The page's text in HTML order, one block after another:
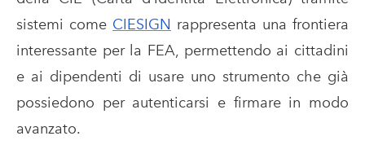
sistemi come CIESIGN rappresenta una frontiera
interessante per la FEA, permettendo ai cittadini
e ai dipendenti di usare uno strumento che già
possiedono per autenticarsi e firmare in modo
avanzato.